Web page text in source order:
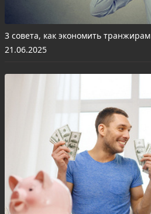
3 совета, как экономить транжирам
21.06.2025